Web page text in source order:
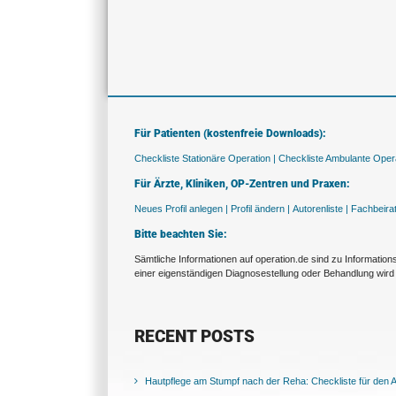
Für Patienten (kostenfreie Downloads):
Checkliste Stationäre Operation | Checkliste Ambulante
Für Ärzte, Kliniken, OP-Zentren und Praxen:
Neues Profil anlegen | Profil ändern | Autorenliste | Fachbeirat
Bitte beachten Sie:
Sämtliche Informationen auf operation.de sind zu
einer eigenständigen Diagnosestellung oder Behandlung
RECENT POSTS
Hautpflege am Stumpf nach der Reha: Checkliste für den